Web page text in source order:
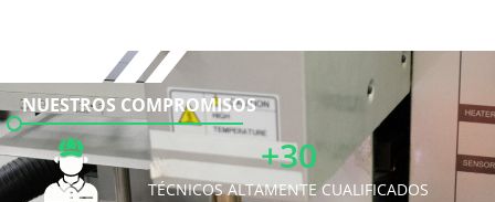
NUESTROS COMPROMISOS
+30
TÉCNICOS ALTAMENTE CUALIFICADOS